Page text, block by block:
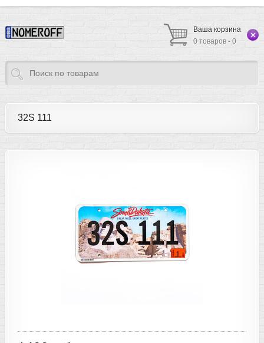
Ваша корзина
0 товаров - 0
32S 111